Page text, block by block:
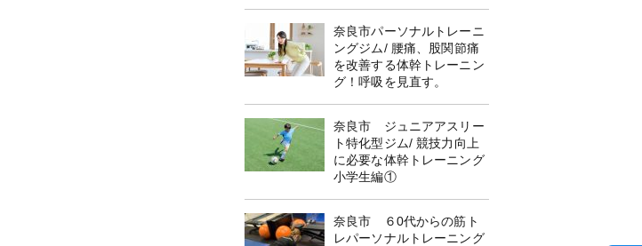
奈良市パーソナルトレーニ
ングジム/ 腰痛、股関節痛
を改善する体幹トレーニン
グ！呼吸を見直す。
奈良市 ジュニアアスリー
ト特化型ジム/ 競技力向上
に必要な体幹トレーニング
小学生編①
奈良市 ６0代からの筋ト
レパーソナルトレーニング